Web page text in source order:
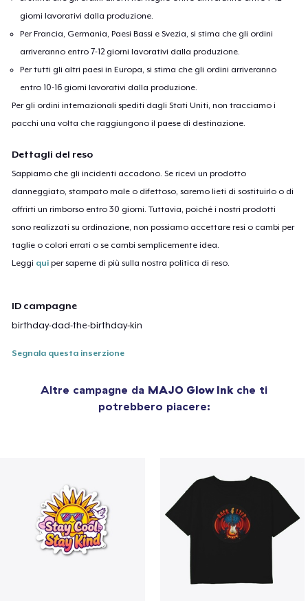
giorni lavorativi dalla produzione.
Per Francia, Germania, Paesi Bassi e Svezia, si stima che gli ordini
arriveranno entro 7-12 giorni lavorativi dalla produzione.
Per tutti gli altri paesi in Europa, si stima che gli ordini arriveranno
entro 10-16 giorni lavorativi dalla produzione.
Per gli ordini internazionali spediti dagli Stati Uniti, non tracciamo i
pacchi una volta che raggiungono il paese di destinazione.
Dettagli del reso
Sappiamo che gli incidenti accadono. Se ricevi un prodotto
danneggiato, stampato male o difettoso, saremo lieti di sostituirlo o di
offrirti un rimborso entro 30 giorni. Tuttavia, poiché i nostri prodotti
sono realizzati su ordinazione, non possiamo accettare resi o cambi per
taglie o colori errati o se cambi semplicemente idea.
Leggi qui per saperne di più sulla nostra politica di reso.
ID campagne
birthday-dad-the-birthday-kin
Segnala questa inserzione
Altre campagne da MAJO Glow Ink che ti
potrebbero piacere: